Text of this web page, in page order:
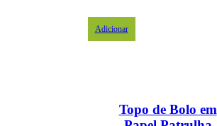
Adicionar
Topo de Bolo em